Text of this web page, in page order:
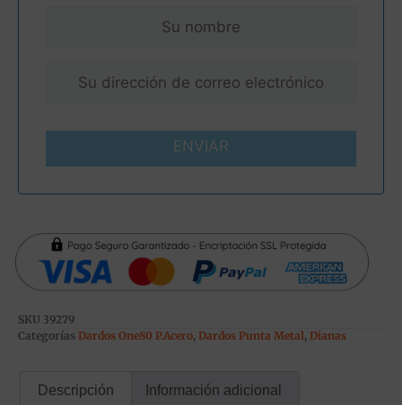
ENVIAR
SKU 39279
Categorías Dardos One80 P.Acero, Dardos Punta Metal, Dianas
Descripción Información adicional